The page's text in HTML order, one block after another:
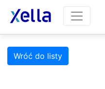
Wróć do listy